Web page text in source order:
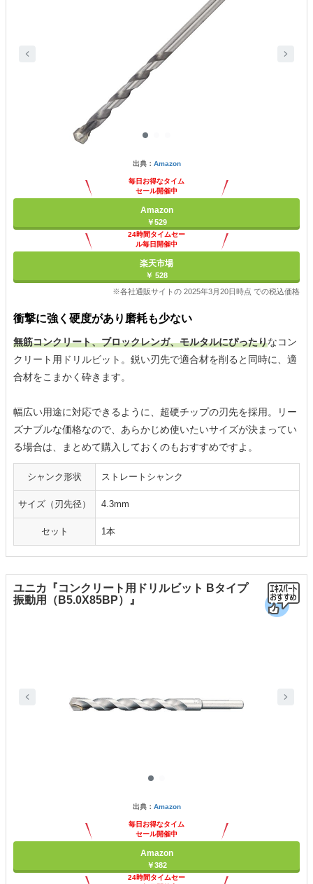
出典： Amazon
毎日お得なタイム
セール開催中
Amazon
￥529
24時間タイムセー
ル毎日開催中
楽天市場
￥ 528
※各社通販サイトの 2025年3月20日時点 での税込価格
衝撃に強く硬度があり磨耗も少ない
無筋コンクリート、ブロックレンガ、モルタルにぴったりなコン
クリート用ドリルビット。鋭い刃先で適合材を削ると同時に、適
合材をこまかく砕きます。
幅広い用途に対応できるように、超硬チップの刃先を採用。リー
ズナブルな価格なので、あらかじめ使いたいサイズが決まってい
る場合は、まとめて購入しておくのもおすすめですよ。
シャンク形状 ストレートシャンク
サイズ（刃先径） 4.3mm
セット 1本
ユニカ『コンクリート用ドリルビット Bタイプ
振動用（B5.0X85BP）』
出典： Amazon
毎日お得なタイム
セール開催中
Amazon
￥382
24時間タイムセー